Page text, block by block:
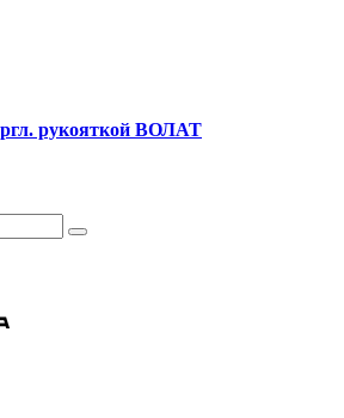
рукояткой ВОЛАТ